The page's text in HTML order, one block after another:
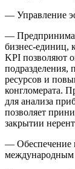
— Управление
—
бизнес-единиц,
KPI позволяют
подразделения,
ресурсов и
конгломерата.
для анализа
позволяет
закрытии
— Обеспечение
международным